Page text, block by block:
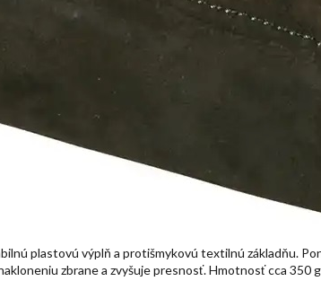
plastovú výplň a protišmykovú textilnú základňu.
zbrane a zvyšuje presnosť. Hmotnosť cca 350